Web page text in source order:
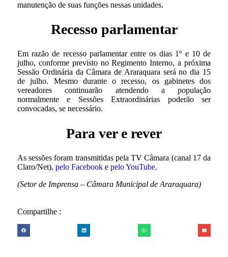
manutenção de suas funções nessas unidades.
Recesso parlamentar
Em razão de recesso parlamentar entre os dias 1º e 10 de
julho, conforme previsto no Regimento Interno, a próxima
Sessão Ordinária da Câmara de Araraquara será no dia 15
de julho. Mesmo durante o recesso, os gabinetes dos
vereadores continuarão atendendo a população
normalmente e Sessões Extraordinárias poderão ser
convocadas, se necessário.
Para ver e rever
As sessões foram transmitidas pela TV Câmara (canal 17 da
Claro/Net), pelo Facebook e pelo YouTube.
(Setor de Imprensa – Câmara Municipal de Araraquara)
Compartilhe :